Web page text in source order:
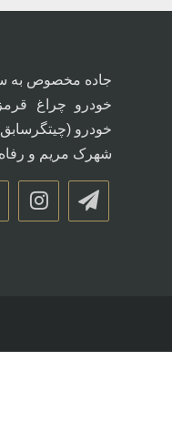
جاده مخصوص به
خودرو چراغ
خودرو
شهرک مریم و